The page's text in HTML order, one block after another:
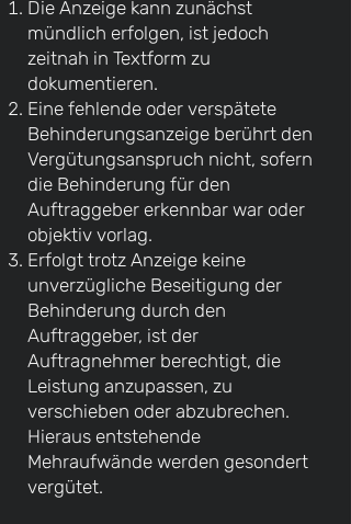
Die Anzeige kann zunächst
mündlich erfolgen, ist jedoch
zeitnah in Textform zu
dokumentieren.
Eine fehlende oder verspätete
Behinderungsanzeige berührt den
Vergütungsanspruch nicht, sofern
die Behinderung für den
Auftraggeber erkennbar war oder
objektiv vorlag.
Erfolgt trotz Anzeige keine
unverzügliche Beseitigung der
Behinderung durch den
Auftraggeber, ist der
Auftragnehmer berechtigt, die
Leistung anzupassen, zu
verschieben oder abzubrechen.
Hieraus entstehende
Mehraufwände werden gesondert
vergütet.